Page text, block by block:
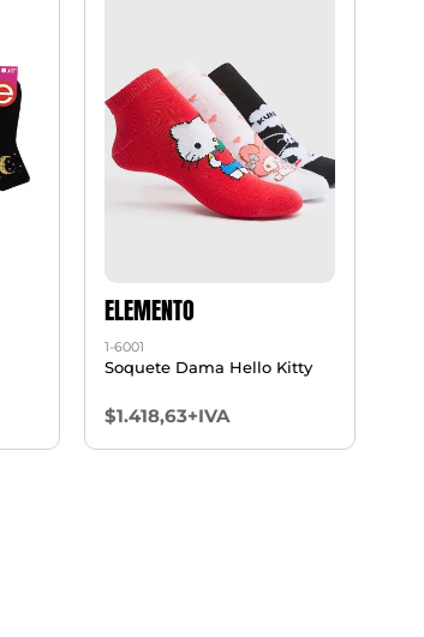
ELEMENTO
1-6001
Soquete Dama Hello Kitty
$1.418,63+IVA